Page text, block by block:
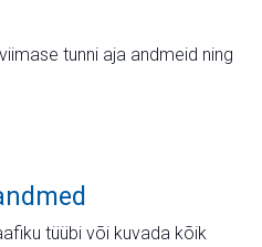
tunni aja andmeid ning
tüübi või kuvada kõik